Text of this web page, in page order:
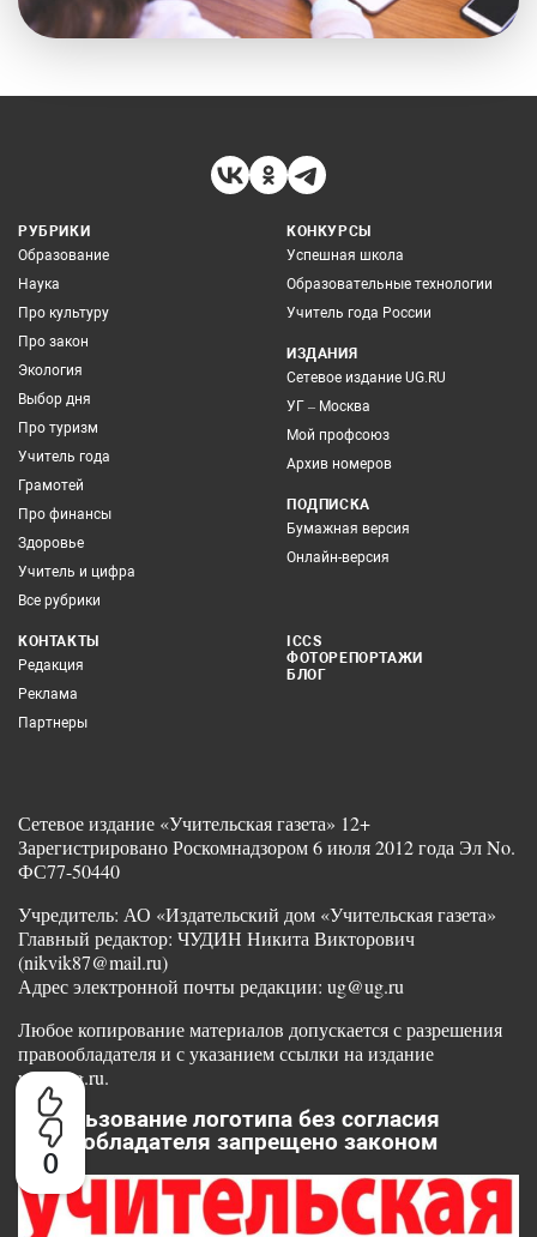
0
РУБРИКИ
Образование
Наука
Про культуру
Про закон
Экология
Выбор дня
Про туризм
Учитель года
Грамотей
Про финансы
Здоровье
Учитель и цифра
Все рубрики
КОНКУРСЫ
Успешная школа
Образовательные технологии
Учитель года России
ИЗДАНИЯ
Сетевое издание UG.RU
УГ – Москва
Мой профсоюз
Архив номеров
ПОДПИСКА
Бумажная версия
Онлайн-версия
КОНТАКТЫ
Редакция
Реклама
Партнеры
ICCS
ФОТОРЕПОРТАЖИ
БЛОГ
Сетевое издание «Учительская газета» 12+
Зарегистрировано Роскомнадзором 6 июля 2012 года Эл No.
ФС77-50440
Учредитель: АО «Издательский дом «Учительская газета»
Главный редактор: ЧУДИН Никита Викторович
(nikvik87@mail.ru)
Адрес электронной почты редакции: ug@ug.ru
Любое копирование материалов допускается с разрешения
правообладателя и с указанием ссылки на издание
www.ug.ru.
Использование логотипа без согласия
правообладателя запрещено законом